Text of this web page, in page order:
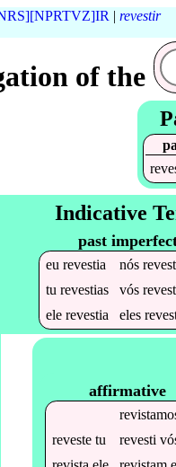
| revestir
of the
Indicative
past
eu revestia nós
tu revestias vós
ele revestia eles
affirmative
revestetu revesti